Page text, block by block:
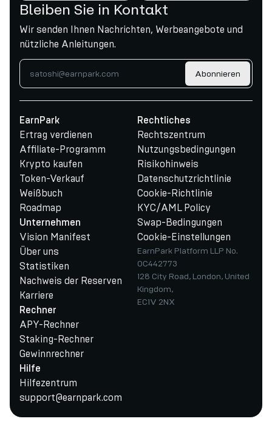
Bleiben Sie in Kontakt
Wir senden Ihnen Nachrichten, Werbeangebote und
nützliche Anleitungen.
Abonnieren
EarnPark
Ertrag verdienen
Affiliate-Programm
Krypto kaufen
Token-Verkauf
Weißbuch
Roadmap
Unternehmen
Vision Manifest
Über uns
Statistiken
Nachweis der Reserven
Karriere
Rechner
APY-Rechner
Staking-Rechner
Gewinnrechner
Hilfe
Hilfezentrum
support@earnpark.com
Rechtliches
Rechtszentrum
Nutzungsbedingungen
Risikohinweis
Datenschutzrichtlinie
Cookie-Richtlinie
KYC/AML Policy
Swap-Bedingungen
Cookie-Einstellungen
EarnPark Platform LLP No.
OC442773
128 City Road, London, United
Kingdom,
EC1V 2NX